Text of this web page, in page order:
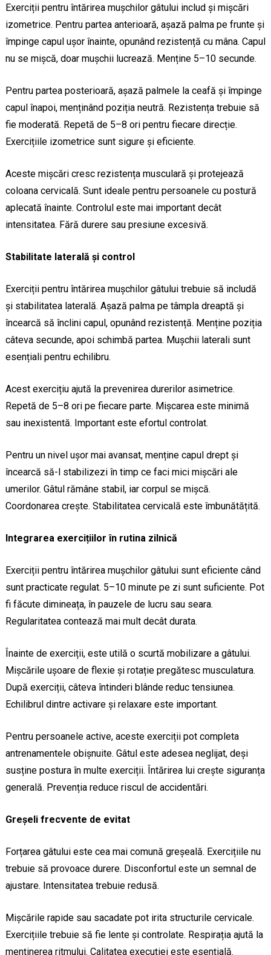
Exerciții pentru întărirea mușchilor gâtului includ și mișcări
izometrice. Pentru partea anterioară, așază palma pe frunte și
împinge capul ușor înainte, opunând rezistență cu mâna. Capul
nu se mișcă, doar mușchii lucrează. Menține 5–10 secunde.
Pentru partea posterioară, așază palmele la ceafă și împinge
capul înapoi, menținând poziția neutră. Rezistența trebuie să
fie moderată. Repetă de 5–8 ori pentru fiecare direcție.
Exercițiile izometrice sunt sigure și eficiente.
Aceste mișcări cresc rezistența musculară și protejează
coloana cervicală. Sunt ideale pentru persoanele cu postură
aplecată înainte. Controlul este mai important decât
intensitatea. Fără durere sau presiune excesivă.
Stabilitate laterală și control
Exerciții pentru întărirea mușchilor gâtului trebuie să includă
și stabilitatea laterală. Așază palma pe tâmpla dreaptă și
încearcă să înclini capul, opunând rezistență. Menține poziția
câteva secunde, apoi schimbă partea. Mușchii laterali sunt
esențiali pentru echilibru.
Acest exercițiu ajută la prevenirea durerilor asimetrice.
Repetă de 5–8 ori pe fiecare parte. Mișcarea este minimă
sau inexistentă. Important este efortul controlat.
Pentru un nivel ușor mai avansat, menține capul drept și
încearcă să-l stabilizezi în timp ce faci mici mișcări ale
umerilor. Gâtul rămâne stabil, iar corpul se mișcă.
Coordonarea crește. Stabilitatea cervicală este îmbunătățită.
Integrarea exercițiilor în rutina zilnică
Exerciții pentru întărirea mușchilor gâtului sunt eficiente când
sunt practicate regulat. 5–10 minute pe zi sunt suficiente. Pot
fi făcute dimineața, în pauzele de lucru sau seara.
Regularitatea contează mai mult decât durata.
Înainte de exerciții, este utilă o scurtă mobilizare a gâtului.
Mișcările ușoare de flexie și rotație pregătesc musculatura.
După exerciții, câteva întinderi blânde reduc tensiunea.
Echilibrul dintre activare și relaxare este important.
Pentru persoanele active, aceste exerciții pot completa
antrenamentele obișnuite. Gâtul este adesea neglijat, deși
susține postura în multe exerciții. Întărirea lui crește siguranța
generală. Prevenția reduce riscul de accidentări.
Greșeli frecvente de evitat
Forțarea gâtului este cea mai comună greșeală. Exercițiile nu
trebuie să provoace durere. Disconfortul este un semnal de
ajustare. Intensitatea trebuie redusă.
Mișcările rapide sau sacadate pot irita structurile cervicale.
Exercițiile trebuie să fie lente și controlate. Respirația ajută la
menținerea ritmului. Calitatea execuției este esențială.